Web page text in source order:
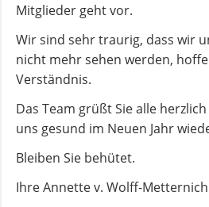
Mitglieder geht vor.
Wir sind sehr traurig, dass wir
nicht mehr sehen werden,
Verständnis.
Das Team grüßt Sie alle
uns gesund im Neuen Jahr
Bleiben Sie behütet.
Ihre Annette v. Wolff-